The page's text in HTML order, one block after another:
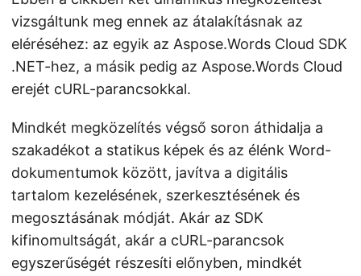
vizsgáltunk meg ennek az átalakításnak az
eléréséhez: az egyik az Aspose.Words Cloud SDK
.NET-hez, a másik pedig az Aspose.Words Cloud
erejét cURL-parancsokkal.
Mindkét megközelítés végső soron áthidalja a
szakadékot a statikus képek és az élénk Word-
dokumentumok között, javítva a digitális
tartalom kezelésének, szerkesztésének és
megosztásának módját. Akár az SDK
kifinomultságát, akár a cURL-parancsok
egyszerűségét részesíti előnyben, mindkét